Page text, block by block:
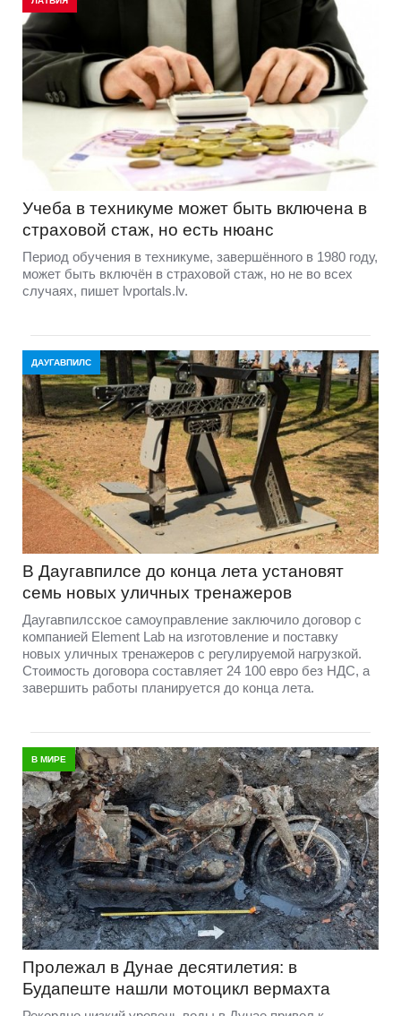
Учеба в техникуме может быть включена в
страховой стаж, но есть нюанс
Период обучения в техникуме, завершённого в 1980 году,
может быть включён в страховой стаж, но не во всех
случаях, пишет lvportals.lv.
ДАУГАВПИЛС
В Даугавпилсе до конца лета установят
семь новых уличных тренажеров
Даугавпилсское самоуправление заключило договор с
компанией Element Lab на изготовление и поставку
новых уличных тренажеров с регулируемой нагрузкой.
Стоимость договора составляет 24 100 евро без НДС, а
завершить работы планируется до конца лета.
В МИРЕ
Пролежал в Дунае десятилетия: в
Будапеште нашли мотоцикл вермахта